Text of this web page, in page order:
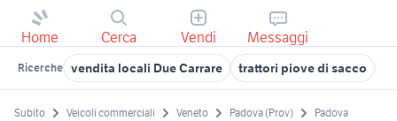
Home Cerca Vendi Messaggi
Ricerche vendita locali Due Carrare trattori piove di sacco
Subito Veicoli commerciali Veneto Padova (Prov) Padova